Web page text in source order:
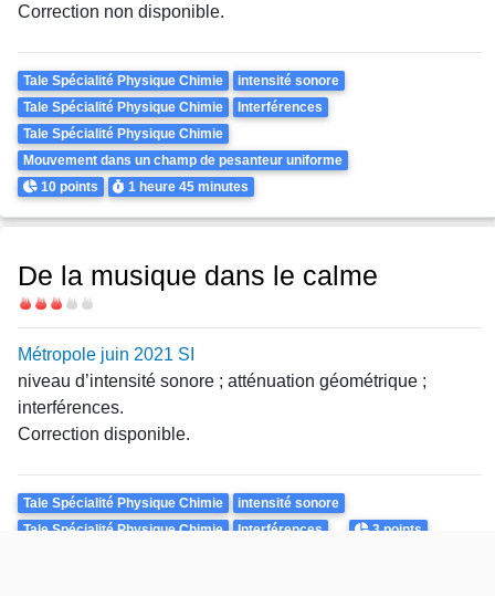
Correction non disponible.
Theme
Tale Spécialité Physique Chimie
intensité sonore
Tale Spécialité Physique Chimie
Interférences
Tale Spécialité Physique Chimie
Mouvement dans un champ de pesanteur uniforme
Points
10 points Durée
1 heure45 minutes
De la musique dans le calme
Difficulté
Métropole juin 2021 SI
niveau d’intensité sonore ; atténuation géométrique ;
interférences.
Correction disponible.
Theme
Tale Spécialité Physique Chimie
intensité sonore
Tale Spécialité Physique Chimie
Interférences Points
3 points